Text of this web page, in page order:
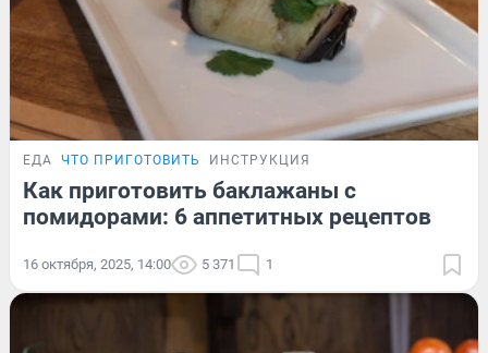
ЕДА ЧТО ПРИГОТОВИТЬ ИНСТРУКЦИЯ
Как приготовить баклажаны с
помидорами: 6 аппетитных рецептов
16 октября, 2025, 14:00 5 371 1